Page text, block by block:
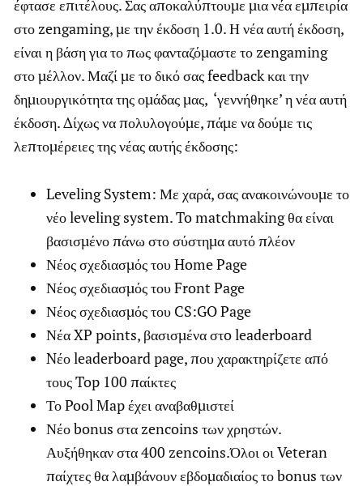
έφτασε επιτέλους. Σας αποκαλύπτουμε μια νέα εμπειρία
στο zengaming, με την έκδοση 1.0. Η νέα αυτή έκδοση,
είναι η βάση για το πως φανταζόμαστε το zengaming
στο μέλλον. Μαζί με το δικό σας feedback και την
δημιουργικότητα της ομάδας μας, ‘γεννήθηκε’ η νέα αυτή
έκδοση. Δίχως να πολυλογούμε, πάμε να δούμε τις
λεπτομέρειες της νέας αυτής έκδοσης:
Leveling System: Με χαρά, σας ανακοινώνουμε το
νέο leveling system. To matchmaking θα είναι
βασισμένο πάνω στο σύστημα αυτό πλέον
Νέος σχεδιασμός του Home Page
Νέος σχεδιασμός του Front Page
Νέος σχεδιασμός του CS:GO Page
Νέα XP points, βασισμένα στo leaderboard
Nέο leaderboard page, που χαρακτηρίζετε από
τους Top 100 παίκτες
Το Pool Map έχει αναβαθμιστεί
Νέο bonus στα zencoins των χρηστών.
Αυξήθηκαν στα 400 zencoins.Όλοι οι Veteran
παίχτες θα λαμβάνουν εβδομαδιαίος το bonus των